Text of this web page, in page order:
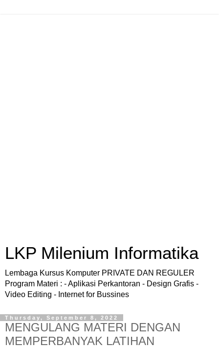
LKP Milenium Informatika
Lembaga Kursus Komputer PRIVATE DAN REGULER
Program Materi : - Aplikasi Perkantoran - Design Grafis -
Video Editing - Internet for Bussines
Thursday, September 8, 2022
MENGULANG MATERI DENGAN
MEMPERBANYAK LATIHAN